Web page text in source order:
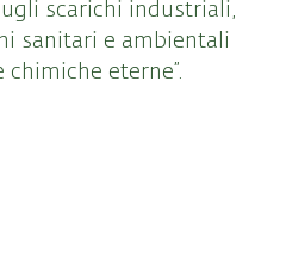
scarichi industriali,
sanitari e ambientali
chimiche eterne”.